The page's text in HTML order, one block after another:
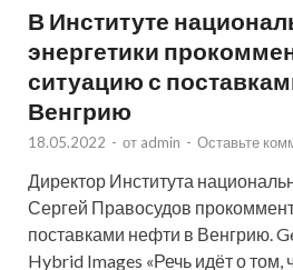
В Институте
энергетики
ситуацию с
Венгрию
18.05.2022 - от admin - Оставьте
Директор Института
Сергей Правосудов
поставками нефти в Венгрию.
Hybrid Images «Речь идёт о том,